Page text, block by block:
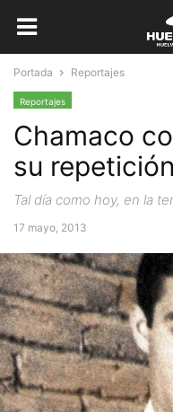
Portada Reportajes
Reportajes
Chamaco
su
Tal día como hoy, en la
17 mayo, 2013